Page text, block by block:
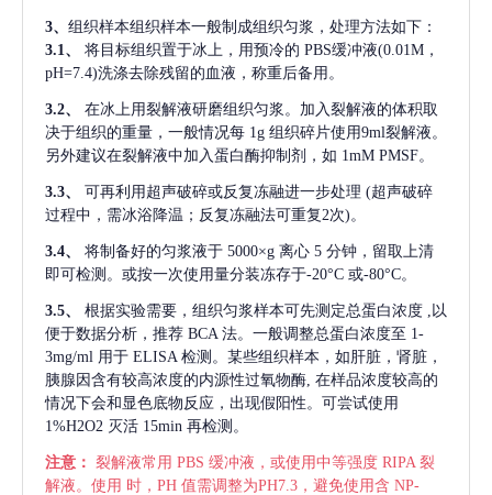
3、 组织样本组织样本一般制成组织匀浆，处理方法如下：
3.1、
将目标组织置于冰上，用预冷的 PBS缓冲液(0.01M，
pH=7.4)洗涤去除残留的血液，称重后备用。
3.2、
在冰上用裂解液研磨组织匀浆。加入裂解液的体积取
决于组织的重量，一般情况每 1g 组织碎片使用9ml裂解液。
另外建议在裂解液中加入蛋白酶抑制剂，如 1mM PMSF。
3.3、 可再利用超声破碎或反复冻融进一步处理 (超声破碎
过程中，需冰浴降温；反复冻融法可重复2次)。
3.4、 将制备好的匀浆液于 5000×g 离心 5 分钟，留取上清
即可检测。或按一次使用量分装冻存于-20°C 或-80°C。
3.5、 根据实验需要，组织匀浆样本可先测定总蛋白浓度
,以
便于数据分析，推荐 BCA 法。一般调整总蛋白浓度至 1-
3mg/ml 用于 ELISA 检测。某些组织样本，如肝脏，肾脏，
胰腺因含有较高浓度的内源性过氧物酶, 在样品浓度较高的
情况下会和显色底物反应，出现假阳性。可尝试使用
1%H2O2 灭活 15min 再检测。
注意： 裂解液常用 PBS 缓冲液，或使用中等强度 RIPA 裂
解液。使用 时，PH 值需调整为PH7.3，避免使用含 NP-